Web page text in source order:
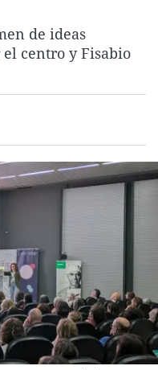
Gente viajera
Retornados
Operación Viuda
Galicia
Navarra
Televisión
de ideas
centro y Fisabio